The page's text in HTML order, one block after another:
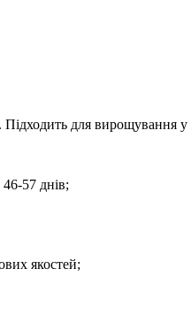
для вирощування у
57 днів;
якостей;